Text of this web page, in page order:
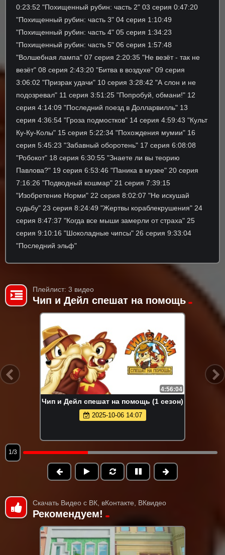
0:23:52 "Похищенный рубин: часть 2" 03 серия 0:47:20
"Похищенный рубин: часть 3" 04 серия 1:10:49
"Похищенный рубин: часть 4" 05 серия 1:34:23
"Похищенный рубин: часть 5" 06 серия 1:57:48
"Волшебная лампа" 07 серия 2:20:35 "Не везёт - так не
везёт" 08 серия 2:43:20 "Битва в воздухе" 09 серия
3:06:02 "Призрак удачи" 10 серия 3:28:42 "А слон и не
подозревал" 11 серия 3:51:25 "Попробуй, обмани!" 12
серия 4:14:09 "Последний поезд в Долларвилль" 13
серия 4:36:54 "Гроза подмостков" 14 серия 4:59:43 "Культ
Ку-Ку-Колы" 15 серия 5:22:34 "Похождения мумии" 16
серия 5:45:23 "Забавный оборотень" 17 серия 6:08:08
"Робокот" 18 серия 6:30:55 "Знаете ли вы теорию
Павлова?" 19 серия 6:53:46 "Паника в музее" 20 серия
7:16:26 "Подводный кошмар" 21 серия 7:39:15
"Изобретение Норми" 22 серия 8:02:07 "Не искушай
судьбу" 23 серия 8:24:49 "Жертвы кораблекрушения" 24
серия 8:47:37 "Когда все мыши замерли от страха" 25
серия 9:10:16 "Шоколадные чипсы" 26 серия 9:33:04
"Последний эльф"
Плейлист: 3 видео
Чип и Дейл спешат на помощь
4:56:04
Чип и Дейл спешат на помощь (1 сезон)
2025-10-06 14:07
1/3
Скачать Видео с ВК, вКонтакте, ВКвидео
Рекомендуем!